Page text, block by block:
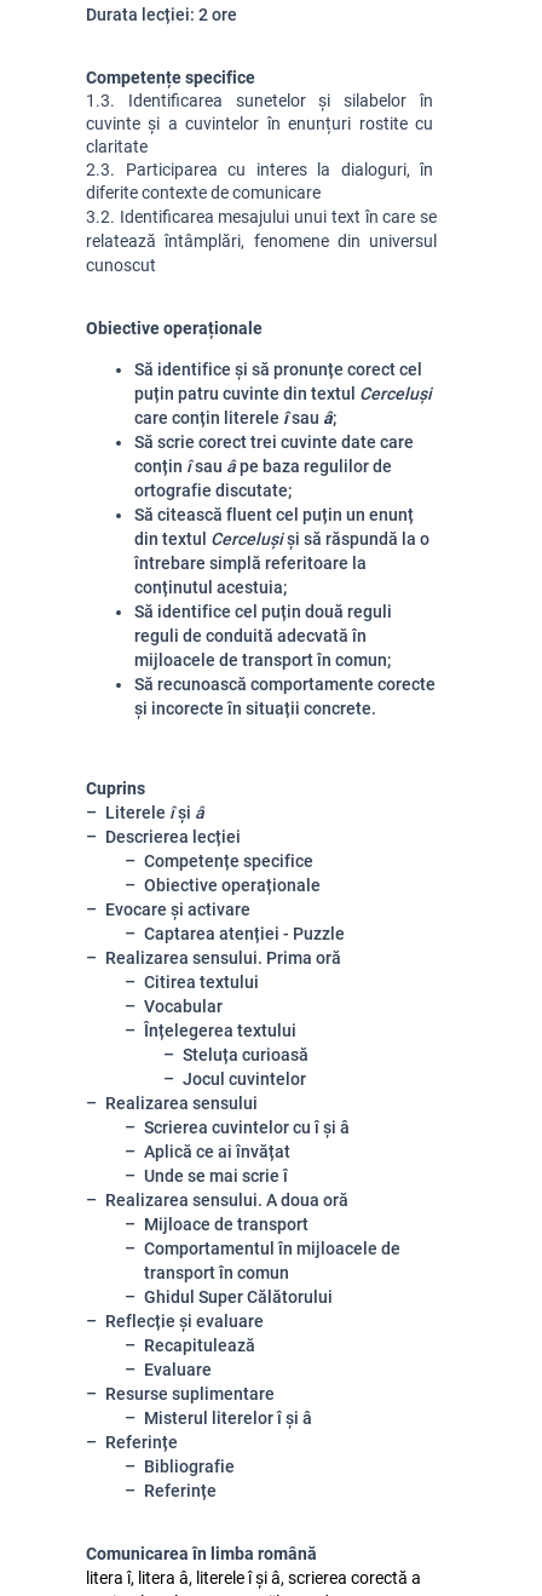
Durata lecției: 2 ore
Competențe specifice
1.3. Identificarea sunetelor și silabelor în
cuvinte și a cuvintelor în enunțuri rostite cu
claritate
2.3. Participarea cu interes la dialoguri, în
diferite contexte de comunicare
3.2. Identificarea mesajului unui text în care se
relatează întâmplări, fenomene din universul
cunoscut
Obiective operaționale
Să identifice și să pronunțe corect cel
puțin patru cuvinte din textul Cerceluși
care conțin literele îsau â;
Să scrie corect trei cuvinte date care
conțin îsau âpe baza regulilor de
ortografie discutate;
Să citească fluent cel puțin un enunț
din textul Cercelușiși să răspundă la o
întrebare simplă referitoare la
conținutul acestuia;
Să identifice cel puțin două reguli
reguli de conduită adecvată în
mijloacele de transport în comun;
Să recunoască comportamente corecte
și incorecte în situații concrete.
Cuprins
Literele își â
Descrierea lecției
Competențe specifice
Obiective operaționale
Evocare și activare
Captarea atenției - Puzzle
Realizarea sensului. Prima oră
Citirea textului
Vocabular
Înțelegerea textului
Steluța curioasă
Jocul cuvintelor
Realizarea sensului
Scrierea cuvintelor cu î și â
Aplică ce ai învățat
Unde se mai scrie î
Realizarea sensului. A doua oră
Mijloace de transport
Comportamentul în mijloacele de
transport în comun
Ghidul Super Călătorului
Reflecție și evaluare
Recapitulează
Evaluare
Resurse suplimentare
Misterul literelor î și â
Referințe
Bibliografie
Referințe
Comunicarea în limba română
litera î, litera â, literele î și â, scrierea corectă a